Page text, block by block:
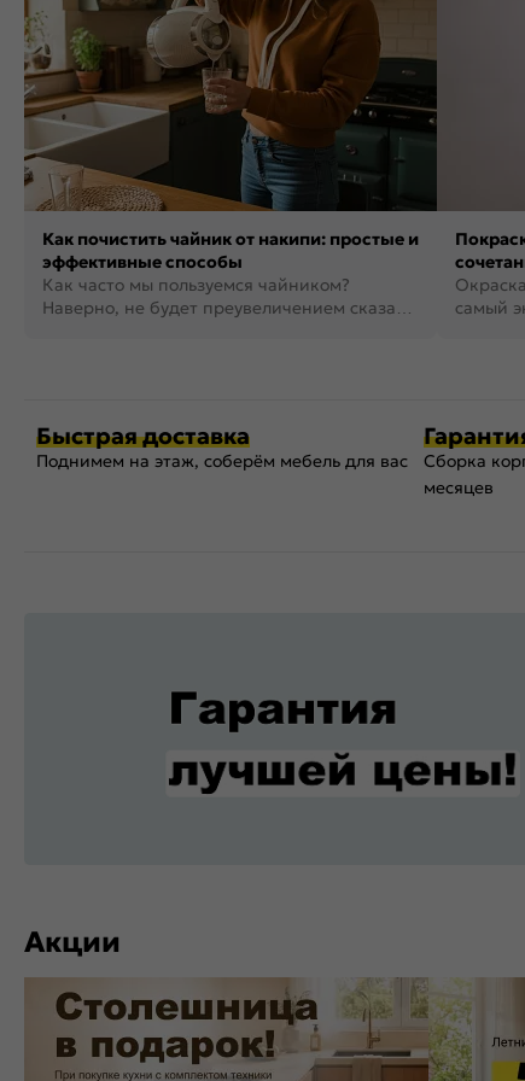
Как почистить чайник от накипи: простые и
эффективные способы
Как часто мы пользуемся чайником?
Наверно, не будет преувеличением сказать,
фото
самый
Быстрая доставка
Поднимем на этаж, соберём мебель для вас
Сборка
месяцев
Акции